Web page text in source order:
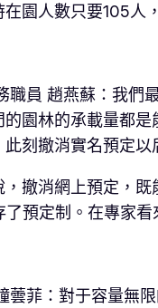
園人數只要105人
職員 趙燕蘇：我們
園林的承載量都
刻撤消實名預定以
撤消網上預定，
了預定制。在專家
蕓菲：對于容量無